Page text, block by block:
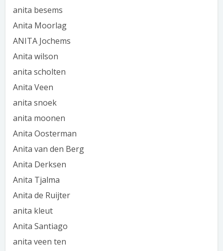
anita besems
Anita Moorlag
ANITA Jochems
Anita wilson
anita scholten
Anita Veen
anita snoek
anita moonen
Anita Oosterman
Anita van den Berg
Anita Derksen
Anita Tjalma
Anita de Ruijter
anita kleut
Anita Santiago
anita veen ten